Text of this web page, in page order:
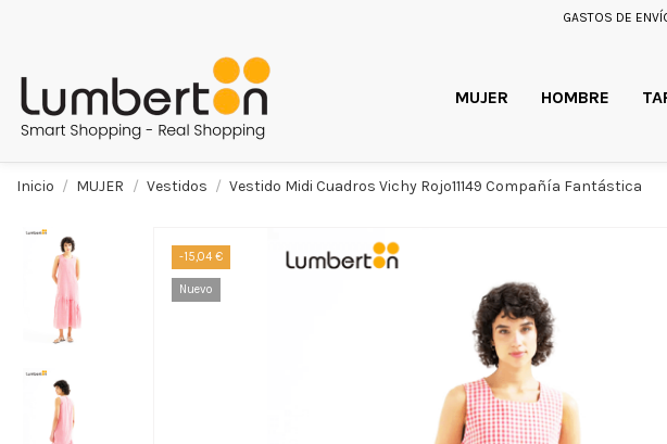
GASTOS DE
MUJER HOMBRE
Inicio MUJER Vestidos Vestido Midi Cuadros Vichy Rojo11149 Compañía Fantástica
-15,04 €
Nuevo